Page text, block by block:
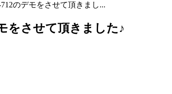
のデモをさせて頂きまし...
をさせて頂きました♪